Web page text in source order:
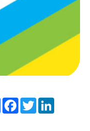
Share Facebook
Twitter